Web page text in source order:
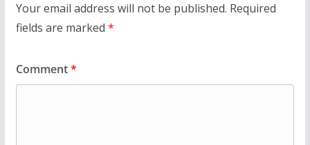
Your email address will not be published. Required
fields are marked *
Comment*